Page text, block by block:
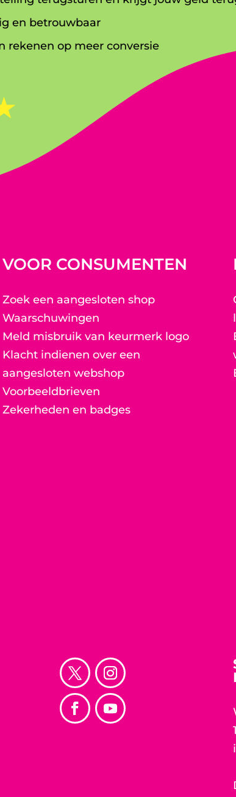
en betrouwbaar
rekenen op meer conversie
VOOR CONSUMENTEN
Zoek een aangesloten shop
Waarschuwingen
Meld misbruik van keurmerk logo
Klacht indienen over een
aangesloten webshop
Voorbeeldbrieven
Zekerheden en badges